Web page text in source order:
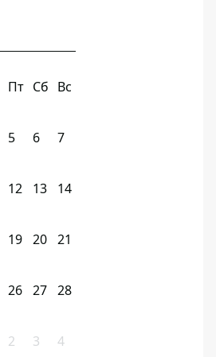
Пт Сб Вс
5 6 7
12 13 14
19 20 21
26 27 28
2 3 4